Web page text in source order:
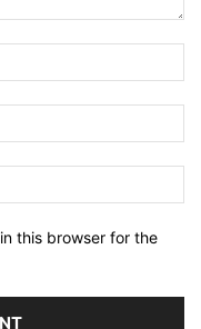
this browser for the